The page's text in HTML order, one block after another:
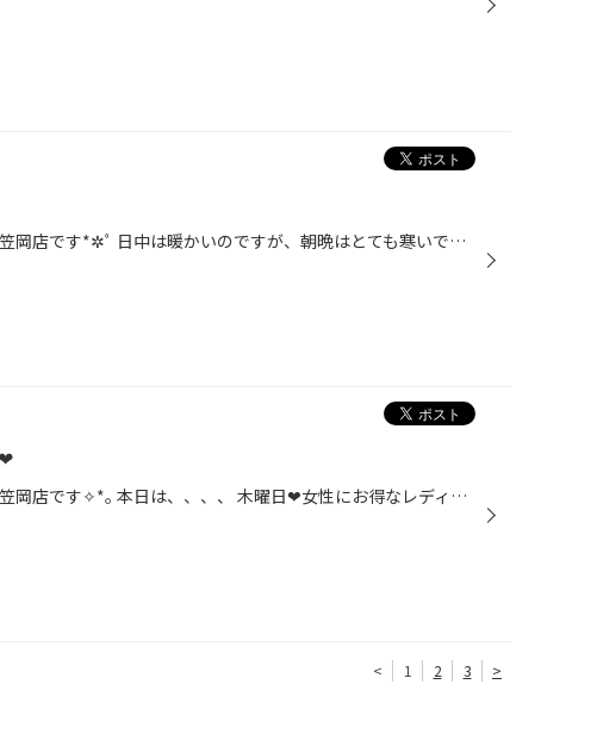
こんにちは *✲ﾟタイヤ館 笠岡店です*✲ﾟ 日中は暖かいのですが、朝晩はとても寒いですね･ﾟ･｡ 今週末はもっと寒くなるみたいで・・・凍結が心配ですね。。。 そんな時でも安心、ブリヂストンのスタッドレスタイヤ!! 当店はまだ在庫ありますよ～ 即付け可能（在庫あれば・・・） 是非、ご相談だけでも...
こんにちは ✧*｡タイヤ館 笠岡店です✧*｡ 本日は、、、、 木曜日❤︎女性にお得なレディースDAY❤︎ ☆メンテナンス商品☆ ・バッテリー ・オイル ・ワイパー ・エアコンフィルター などなど 粗品もプレゼントしております。 是非、この機会にどうぞ!!(*´▽`*)
< 1 2 3 >